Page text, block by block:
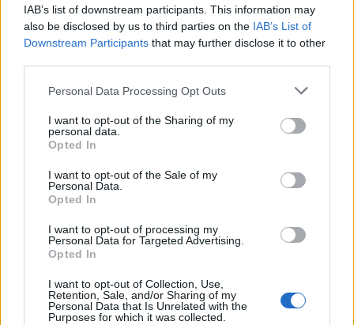
IAB’s list of downstream participants. This information may
also be disclosed by us to third parties on the IAB’s List of
Downstream Participants that may further disclose it to other
Personal Data Processing Opt Outs
I want to opt-out of the Sharing of my
personal data.
Opted In
I want to opt-out of the Sale of my
Personal Data.
Opted In
I want to opt-out of processing my
Personal Data for Targeted Advertising.
Opted In
I want to opt-out of Collection, Use,
Retention, Sale, and/or Sharing of my
Personal Data that Is Unrelated with the
Purposes for which it was collected.
Zgodnie z karą nałożoną dzisiaj przez Riot Games,
Astralis nie dopilnowało terminów wypłat pracowników
LEC, przedstawiając dowody wskazujące na braki w
płatnościach. Po uzyskaniu tych informacji Riot wszczął
śledztwo, udowadniając wskazane luki. W jego wyniku
wszystkie spóźnione płatności zostały już
uregulowane.
W rezultacie, włodarze ligi zdecydowali się na nałożenie
kary w wysokości 5 000 euro. Dodatkowo Astralis
zmuszone jest założyć dedykowany kanał, na którym
członkowie organizacji będą mogli w przyszłości
zgłaszać podobne sytuacje. Co więcej, organizacja
dostała polecenie od Riotu, aby stworzyć wewnętrzny
program dla swoich pracowników i zawodników, w